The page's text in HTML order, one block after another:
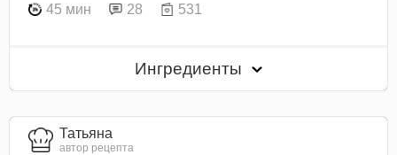
45 мин 28 531
Ингредиенты
Татьяна
автор рецепта